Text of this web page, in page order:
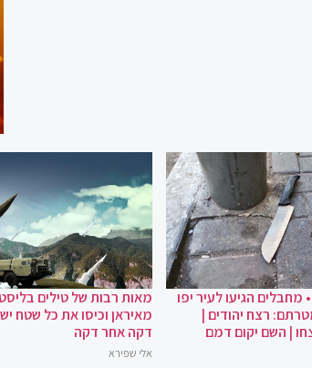
מחבלים הגיעו לעיר יפו
רצח יהודים |
| השם יקום דמם
מאות רבות של טילים
מאיראן וכיסו את כל שטח
דקה אחר דקה
אלי שפירא